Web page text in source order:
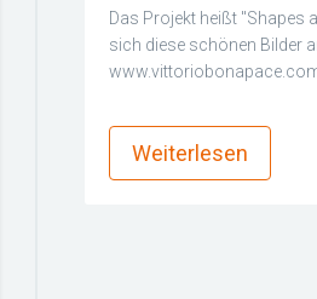
Das Projekt heißt "Shapes
sich diese schönen Bilder
Weiterlesen